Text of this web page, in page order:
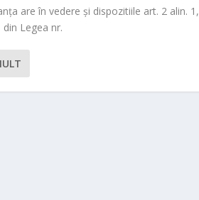
are în vedere şi dispozitiile art. 2 alin. 1,
Legea nr.